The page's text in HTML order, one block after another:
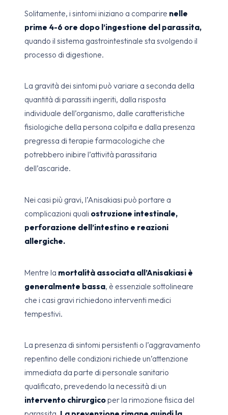
Solitamente, i sintomi iniziano a comparire nelle
prime 4-6 ore dopo l’ingestione del parassita,
quando il sistema gastrointestinale sta svolgendo il
processo di digestione.
La gravità dei sintomi può variare a seconda della
quantità di parassiti ingeriti, dalla risposta
individuale dell’organismo, dalle caratteristiche
fisiologiche della persona colpita e dalla presenza
pregressa di terapie farmacologiche che
potrebbero inibire l’attività parassitaria
dell’ascaride.
Nei casi più gravi, l’Anisakiasi può portare a
complicazioni quali ostruzione intestinale,
perforazione dell’intestino e reazioni
allergiche.
Mentre la mortalità associata all’Anisakiasi è
generalmente bassa, è essenziale sottolineare
che i casi gravi richiedono interventi medici
tempestivi.
La presenza di sintomi persistenti o l’aggravamento
repentino delle condizioni richiede un’attenzione
immediata da parte di personale sanitario
qualificato, prevedendo la necessità di un
intervento chirurgicoper la rimozione fisica del